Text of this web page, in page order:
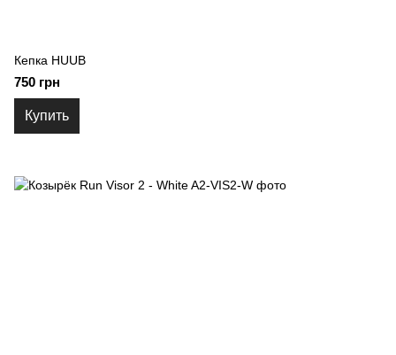
Кепка HUUB
750 грн
Купить